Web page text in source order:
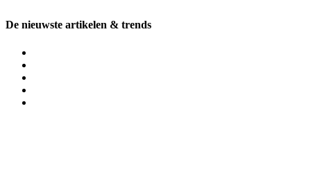
De nieuwste artikelen & trends